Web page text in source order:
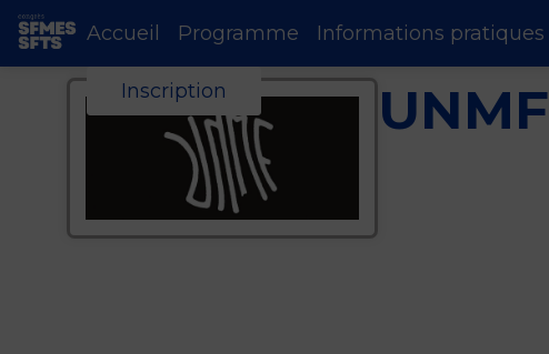
Accueil Programme Informations pratiques
Inscription UNMF